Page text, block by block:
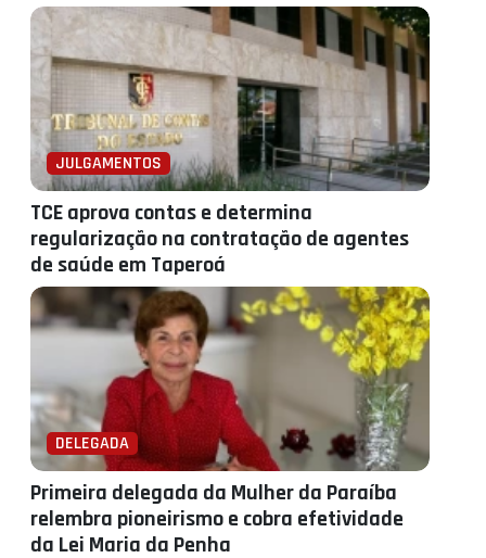
JULGAMENTOS
TCE aprova contas e determina
regularização na contratação de agentes
de saúde em Taperoá
DELEGADA
Primeira delegada da Mulher da Paraíba
relembra pioneirismo e cobra efetividade
da Lei Maria da Penha